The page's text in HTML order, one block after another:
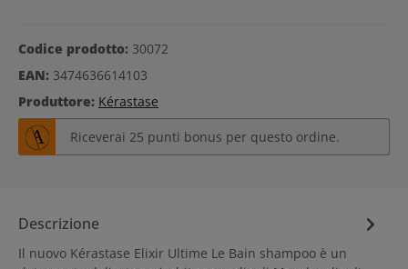
Codice prodotto: 30072
EAN: 3474636614103
Produttore: Kérastase
Riceverai 25 punti bonus per questo ordine.
Descrizione
Il nuovo Kérastase Elixir Ultime Le Bain shampoo è un